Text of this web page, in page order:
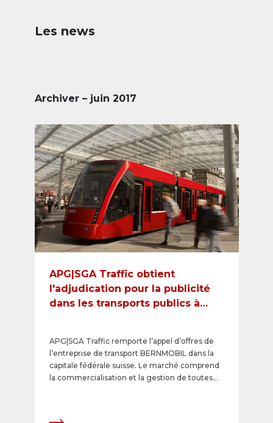
Les news
Archiver – juin 2017
APG|SGA Traffic obtient
l'adjudication pour la publicité
dans les transports publics à
APG|SGA Traffic remporte l’appel d’offres de
l’entreprise de transport BERNMOBIL dans la
capitale fédérale suisse. Le marché comprend
la commercialisation et la gestion de toutes